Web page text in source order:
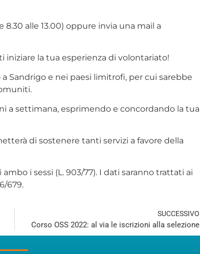
alle 13.00) oppure invia una mail a
la tua esperienza di volontariato!
Sandrigo e nei paesi limitrofi, per cui sarebbe
a settimana, esprimendo e concordando la tua
di sostenere tanti servizi a favore della
i sessi (L. 903/77). I dati saranno trattati ai
679.
SUCCESSIVO
Corso OSS 2022: al via le iscrizioni alla selezione